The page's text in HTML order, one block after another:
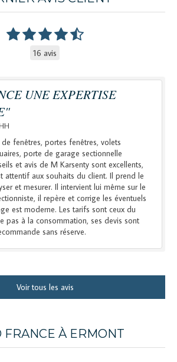
16 avis
UNE EXPERTISE
fenêtres, portes fenêtres, volets
porte de garage sectionnelle
et avis de M Karsenty sont excellents,
attentif aux souhaits du client. Il prend le
et mesurer. Il intervient lui même sur le
il repère et corrige les éventuels
est moderne. Les tarifs sont ceux du
pas à la consommation, ses devis sont
sans réserve.
Voir tous les avis
FRANCE À ERMONT